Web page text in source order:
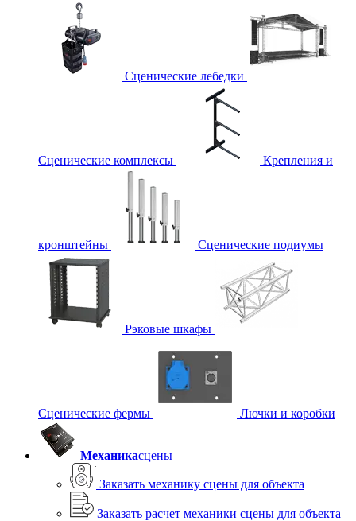
Сценические лебедки
Сценические комплексы Крепления и
кронштейны Сценические подиумы
Рэковые шкафы
Сценические фермы Лючки и коробки
Механикасцены
Заказать механику сцены для объекта
Заказать расчет механики сцены для объекта